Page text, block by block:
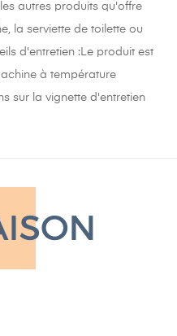
autres produits qu'offre
la serviette de toilette ou
d'entretien :Le produit est
à température
sur la vignette d'entretien